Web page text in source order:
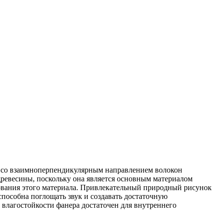
взаимноперпендикулярным направлением волокон
поскольку она является основным материалом
этого материала. Привлекательный природный рисунок
поглощать звук и создавать достаточную
фанера достаточен для внутреннего